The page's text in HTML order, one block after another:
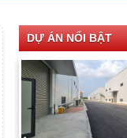
DỰ ÁN NỔI BẬT